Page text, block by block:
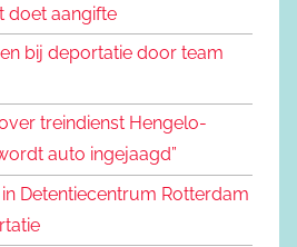
doet aangifte
bij deportatie door team
treindienst Hengelo-
auto ingejaagd”
Detentiecentrum Rotterdam